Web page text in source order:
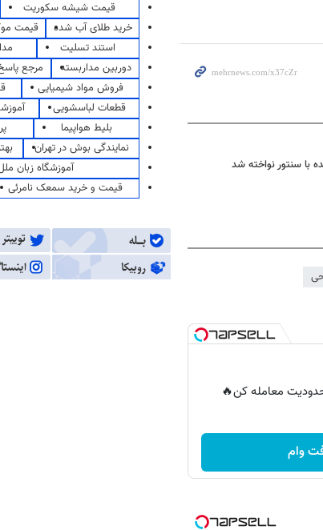
با سنتور نواخته شد
معامله کن🔥
وام
قیمت شیشه سکوریت
خرید طلای آب شده
قیمت
استند تسلیت
دوربین مداربسته
مرجع
فروش مواد شیمیایی
قطعات لباسشویی
بلیط هواپیما
نمایندگی بوش در تهران
آموزشگاه زبان
قیمت و خرید سمعک نامرئی